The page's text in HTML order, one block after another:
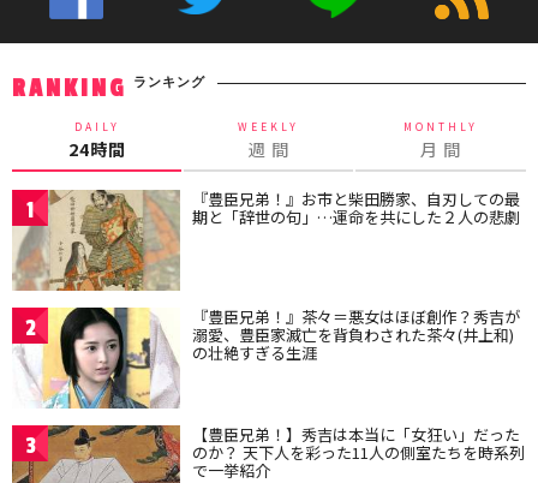
RANKING ランキング
DAILY
24時間
WEEKLY
週 間
MONTHLY
月 間
1 『豊臣兄弟！』お市と柴田勝家、自刃しての最
期と「辞世の句」…運命を共にした２人の悲劇
2 『豊臣兄弟！』茶々＝悪女はほぼ創作？秀吉が
溺愛、豊臣家滅亡を背負わされた茶々(井上和)
の壮絶すぎる生涯
3 【豊臣兄弟！】秀吉は本当に「女狂い」だった
のか？ 天下人を彩った11人の側室たちを時系列
で一挙紹介